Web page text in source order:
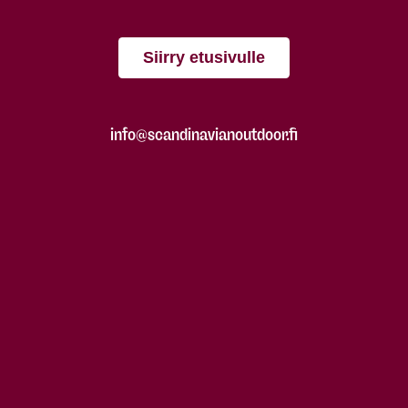
Siirry etusivulle
info@scandinavianoutdoor.fi